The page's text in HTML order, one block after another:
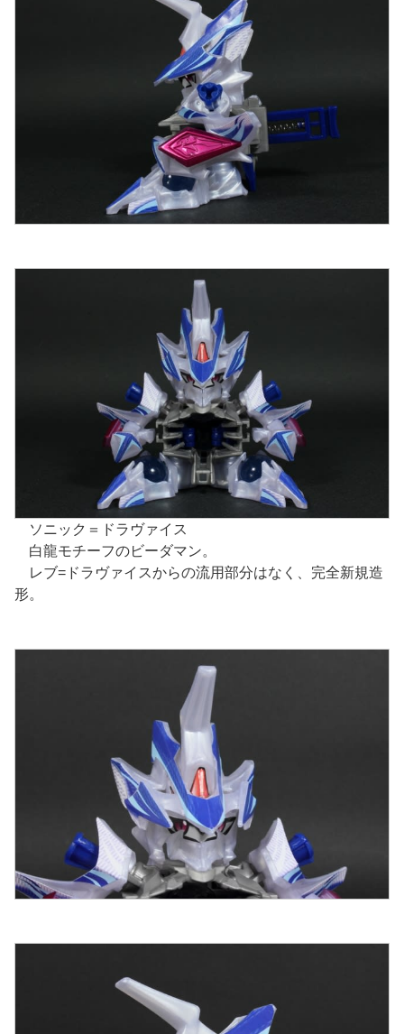
ソニック＝ドラヴァイス
白龍モチーフのビーダマン。
レブ=ドラヴァイスからの流用部分はなく、完全新規造
形。